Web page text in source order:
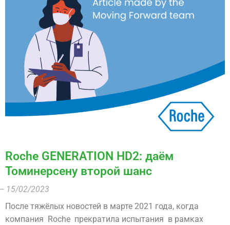
Roche GENERATION HD2: даём
Томинерсену второй шанс
15/02/2023
После тяжёлых новостей в марте 2021 года, когда
компания Roche прекратила испытания в рамках